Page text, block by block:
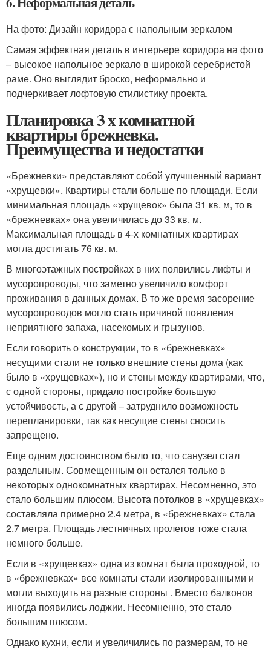
На фото: Дизайн коридора с напольным зеркалом
Самая эффектная деталь в интерьере коридора на фото
– высокое напольное зеркало в широкой серебристой
раме. Оно выглядит броско, неформально и
подчеркивает лофтовую стилистику проекта.
Планировка 3 х комнатной
квартиры брежневка.
Преимущества и недостатки
«Брежневки» представляют собой улучшенный вариант
«хрущевки». Квартиры стали больше по площади. Если
минимальная площадь «хрущевок» была 31 кв. м, то в
«брежневках» она увеличилась до 33 кв. м.
Максимальная площадь в 4-х комнатных квартирах
могла достигать 76 кв. м.
В многоэтажных постройках в них появились лифты и
мусоропроводы, что заметно увеличило комфорт
проживания в данных домах. В то же время засорение
мусоропроводов могло стать причиной появления
неприятного запаха, насекомых и грызунов.
Если говорить о конструкции, то в «брежневках»
несущими стали не только внешние стены дома (как
было в «хрущевках»), но и стены между квартирами, что,
с одной стороны, придало постройке большую
устойчивость, а с другой – затруднило возможность
перепланировки, так как несущие стены сносить
запрещено.
Еще одним достоинством было то, что санузел стал
раздельным. Совмещенным он остался только в
некоторых однокомнатных квартирах. Несомненно, это
стало большим плюсом. Высота потолков в «хрущевках»
составляла примерно 2.4 метра, в «брежневках» стала
2.7 метра. Площадь лестничных пролетов тоже стала
немного больше.
Если в «хрущевках» одна из комнат была проходной, то
в «брежневках» все комнаты стали изолированными и
могли выходить на разные стороны . Вместо балконов
иногда появились лоджии. Несомненно, это стало
большим плюсом.
Однако кухни, если и увеличились по размерам, то не